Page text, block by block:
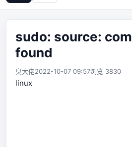
sudo: source:
found
臭大佬2022-10-07 09:57浏览 3830
linux